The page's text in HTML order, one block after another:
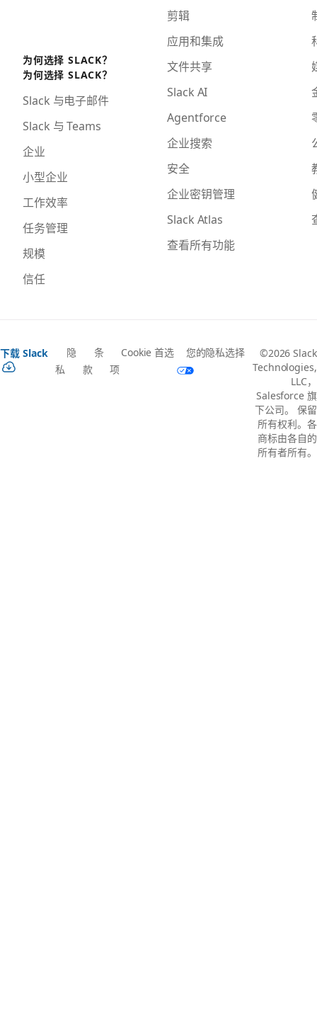
为何选择 SLACK？
为何选择 SLACK？
Slack 与电子邮件
Slack 与 Teams
企业
小型企业
工作效率
任务管理
规模
信任
剪辑
应用和集成
文件共享
Slack AI
Agentforce
企业搜索
安全
企业密钥管理
Slack Atlas
查看所有功能
下载 Slack
隐
私
条
款
Cookie 首选
项
您的隐私选择
©2026 Slack
Technologies,
LLC，
Salesforce 旗
下公司。 保留
所有权利。各
商标由各自的
所有者所有。